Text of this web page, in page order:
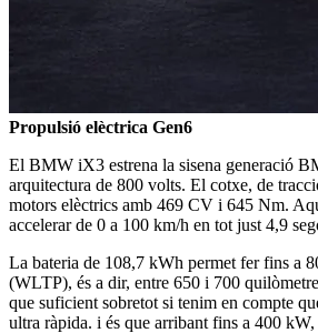
Propulsió elèctrica Gen6
El BMW iX3 estrena la sisena generació
arquitectura de 800 volts. El cotxe, de
motors elèctrics amb 469 CV i 645 Nm.
accelerar de 0 a 100 km/h en tot just 4,9
La bateria de 108,7 kWh permet fer fins a
(WLTP), és a dir, entre 650 i 700
que suficient sobretot si tenim en compte
ultra ràpida. i és que arribant fins a 400 kW,